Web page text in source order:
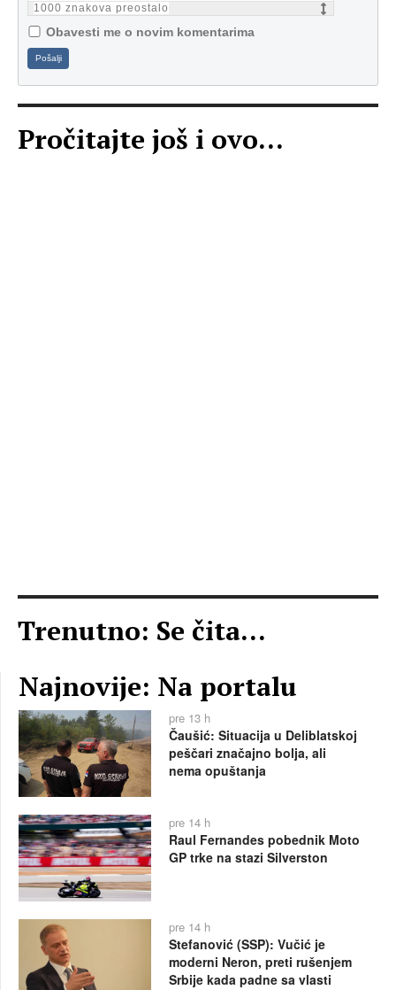
1000 znakova preostalo
Obavesti me o novim komentarima
Pošalji
Pročitajte još i ovo...
Trenutno: Se čita...
Najnovije: Na portalu
pre 13 h
Čaušić: Situacija u Deliblatskoj
peščari značajno bolja, ali
nema opuštanja
pre 14 h
Raul Fernandes pobednik Moto
GP trke na stazi Silverston
pre 14 h
Stefanović (SSP): Vučić je
moderni Neron, preti rušenjem
Srbije kada padne sa vlasti